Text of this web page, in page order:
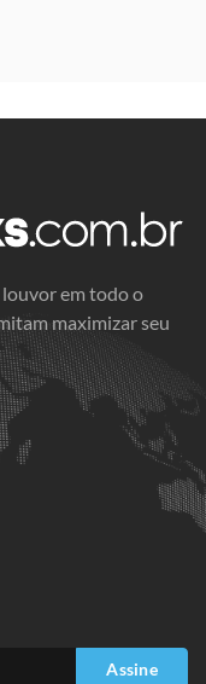
louvor em todo o
maximizar seu
Assine